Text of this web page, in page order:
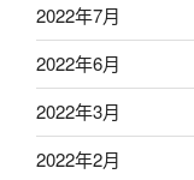
2022年7月
2022年6月
2022年3月
2022年2月